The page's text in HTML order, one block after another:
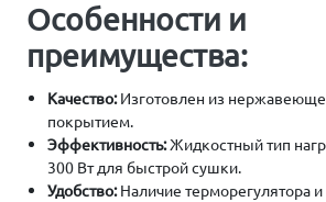
Особенности и
преимущества:
Качество:Изготовлен из
покрытием.
Эффективность:Жидкостный тип
300 Вт для быстрой сушки.
Удобство:Наличие терморегулятора